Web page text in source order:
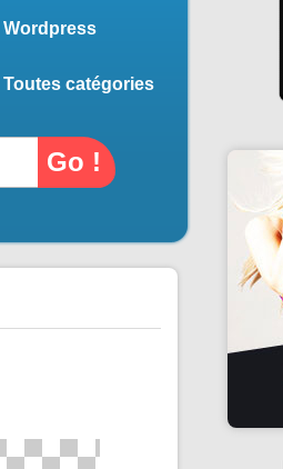
Wordpress
Toutes catégories